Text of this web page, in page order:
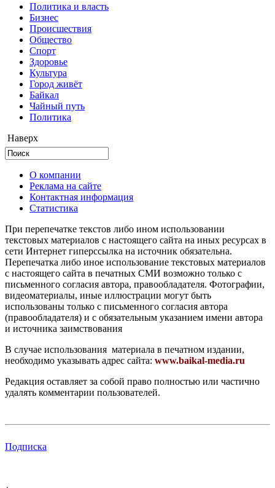
Политика и власть
Бизнес
Происшествия
Общество
Cпорт
Здоровье
Культура
Город живёт
Байкал
Чайный путь
Политика
Наверх
О компании
Реклама на сайте
Контактная информация
Статистика
При перепечатке текстов либо ином использовании
текстовых материалов с настоящего сайта на иных ресурсах в
сети Интернет гиперссылка на источник обязательна.
Перепечатка либо иное использование текстовых материалов
с настоящего сайта в печатных СМИ возможно только с
письменного согласия автора, правообладателя. Фотографии,
видеоматериалы, иные иллюстрации могут быть
использованы только с письменного согласия автора
(правообладателя) и с обязательным указанием имени автора
и источника заимствования
В случае использования материала в печатном издании,
необходимо указывать адрес сайта: www.baikal-media.ru
Редакция оставляет за собой право полностью или частично
удалять комментарии пользователей.
Подписка